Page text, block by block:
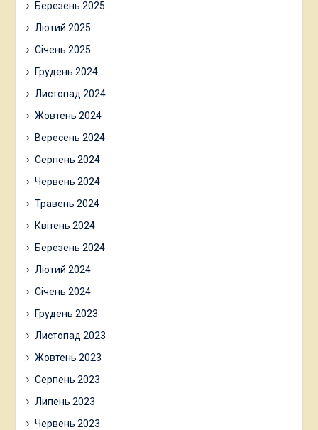
Березень 2025
Лютий 2025
Січень 2025
Грудень 2024
Листопад 2024
Жовтень 2024
Вересень 2024
Серпень 2024
Червень 2024
Травень 2024
Квітень 2024
Березень 2024
Лютий 2024
Січень 2024
Грудень 2023
Листопад 2023
Жовтень 2023
Серпень 2023
Липень 2023
Червень 2023